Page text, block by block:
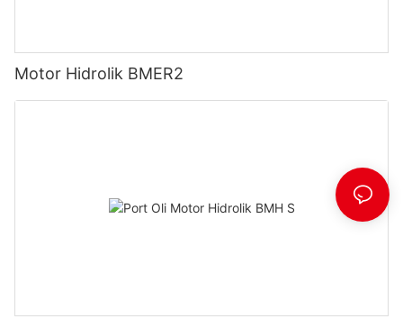
Motor Hidrolik BMER2